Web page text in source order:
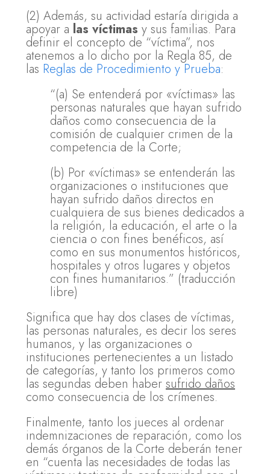
(2) Además, su actividad estaría dirigida a
apoyar a las víctimas y sus familias. Para
definir el concepto de “víctima”, nos
atenemos a lo dicho por la Regla 85, de
las Reglas de Procedimiento y Prueba:
“(a) Se entenderá por «víctimas» las
personas naturales que hayan sufrido
daños como consecuencia de la
comisión de cualquier crimen de la
competencia de la Corte;
(b) Por «víctimas» se entenderán las
organizaciones o instituciones que
hayan sufrido daños directos en
cualquiera de sus bienes dedicados a
la religión, la educación, el arte o la
ciencia o con fines benéficos, así
como en sus monumentos históricos,
hospitales y otros lugares y objetos
con fines humanitarios.” (traducción
libre)
Significa que hay dos clases de víctimas,
las personas naturales, es decir los seres
humanos, y las organizaciones o
instituciones pertenecientes a un listado
de categorías, y tanto los primeros como
las segundas deben haber sufrido daños
como consecuencia de los crímenes.
Finalmente, tanto los jueces al ordenar
indemnizaciones de reparación, como los
demás órganos de la Corte deberán tener
en “cuenta las necesidades de todas las